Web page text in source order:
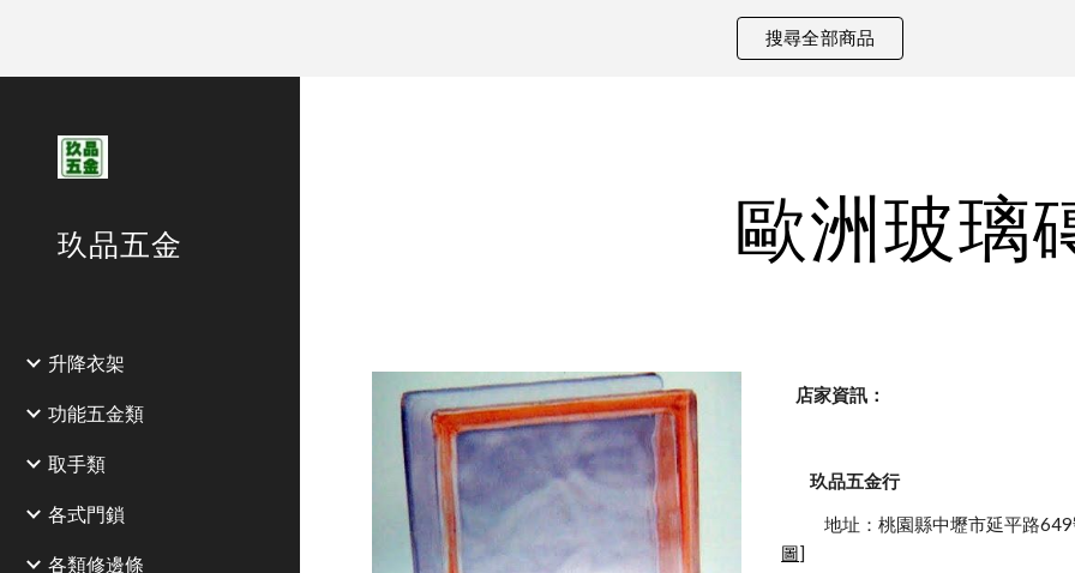
搜尋全部商品
玖品五金
升降衣架
功能五金類
取手類
各式門鎖
各類修邊條
歐洲玻璃
    店家資訊：
玖品五金行
地址：桃園縣中壢市延平路
圖]